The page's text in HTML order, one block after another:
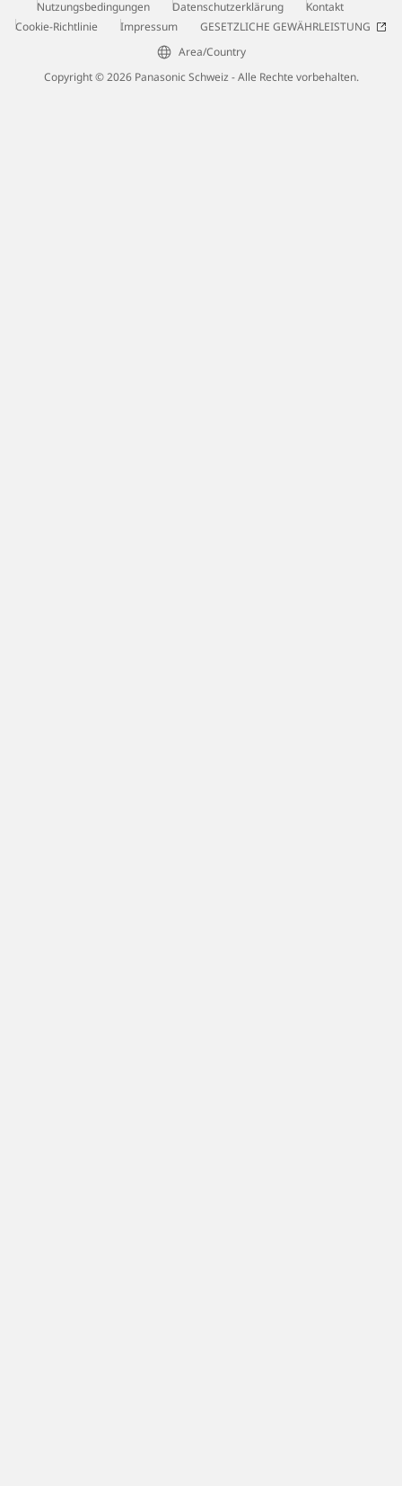
Nutzungsbedingungen
Datenschutzerklärung
Kontakt
Cookie-Richtlinie
Impressum
GESETZLICHE GEWÄHRLEISTUNG
Area/Country
Copyright © 2026 Panasonic Schweiz - Alle Rechte vorbehalten.